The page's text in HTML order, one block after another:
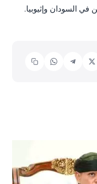
في السودان وإثيوبيا.